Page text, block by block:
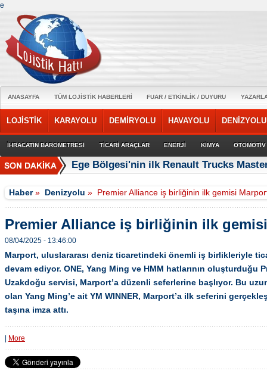
e
ANASAYFA TÜM LOJİSTİK HABERLERİ FUAR / ETKİNLİK / DUYURU
LOJİSTİK KARAYOLU DEMİRYOLU HAVAYOLU DENİZYOLU
İHRACATIN BAROMETRESİ TİCARİ ARAÇLAR ENERJİ KİMYA OTOMOTİV
Ege Bölgesi'nin ilk Renault Trucks
Haber» Denizyolu » Premier Alliance iş birliğinin ilk gemisi
Premier Alliance iş birliğinin ilk gemisi
08/04/2025 - 13:46:00
Marport, uluslararası deniz ticaretindeki önemli iş birlikleriyle
devam ediyor. ONE, Yang Ming ve HMM hatlarının oluşturduğu
Uzakdoğu servisi, Marport’a düzenli seferlerine başlıyor. Bu
olan Yang Ming’e ait YM WINNER, Marport’a ilk seferini
taşına imza attı.
More